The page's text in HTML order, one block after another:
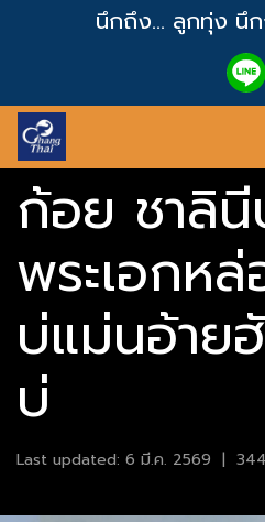
นึกถึง... ลูกทุ่ง นึ
ก้อย ชาลินี
พระเอกห
บ่แม่นอ้ายฮั
บ่
Last updated: 6 มี.ค. 2569 |